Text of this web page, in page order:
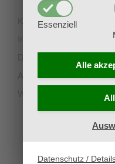
Essenziell
Alle
Datenschutz /
Kontakt